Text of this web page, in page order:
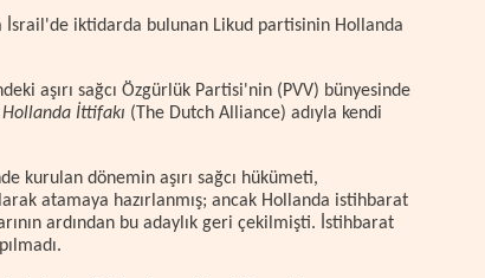
İsrail'de iktidarda bulunan Likud partisinin Hollanda
aşırı sağcı Özgürlük Partisi'nin (PVV) bünyesinde
Hollanda İttifakı (The Dutch Alliance) adıyla kendi
kurulan dönemin aşırı sağcı hükümeti,
atamaya hazırlanmış; ancak Hollanda istihbarat
ardından bu adaylık geri çekilmişti. İstihbarat